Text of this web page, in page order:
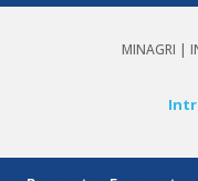
MINAGRI |